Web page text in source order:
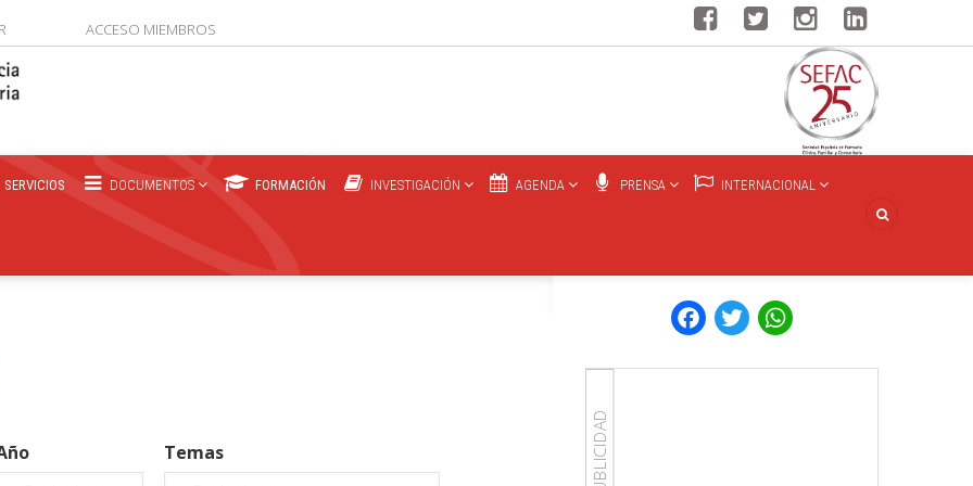
ACCESO MIEMBROS
SERVICIOS DOCUMENTOS FORMACIÓN INVESTIGACIÓN AGENDA PRENSA INTERNACIONAL
Facebook
Twitter
Temas PUBLICIDAD